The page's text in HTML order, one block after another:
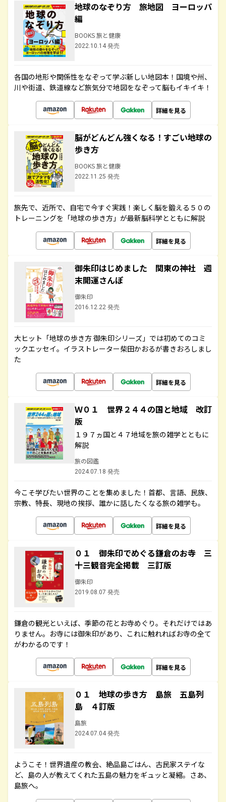
地球のなぞり方 旅地図 ヨーロッパ
編
BOOKS 旅と健康
2022.10.14 発売
各国の地形や関係性をなぞって学ぶ新しい地図本！国境や州、
川や街道、鉄道線など旅気分で地図をなぞって脳もイキイキ！
詳細を見る
脳がどんどん強くなる！すごい地球の
歩き方
BOOKS 旅と健康
2022.11.25 発売
旅先で、近所で、自宅で今すぐ実践！楽しく脳を鍛える５０の
トレーニングを「地球の歩き方」が最新脳科学とともに解説
詳細を見る
御朱印はじめました 関東の神社 週
末開運さんぽ
御朱印
2016.12.22 発売
大ヒット「地球の歩き方 御朱印シリーズ」では初めてのコミ
ックエッセイ。イラストレーター柴田かおるが書きおろしまし
た
詳細を見る
Ｗ０１ 世界２４４の国と地域 改訂
版
１９７ヵ国と４７地域を旅の雑学とともに
解説
旅の図鑑
2024.07.18 発売
今こそ学びたい世界のことを集めました！首都、言語、民族、
宗教、特長、現地の挨拶、誰かに話したくなる旅の雑学も。
詳細を見る
０１ 御朱印でめぐる鎌倉のお寺 三
十三観音完全掲載 三訂版
御朱印
2019.08.07 発売
鎌倉の観光といえば、季節の花とお寺めぐり。それだけではあ
りません。お寺には御朱印があり、これに触れればお寺の全て
がわかるのです！
詳細を見る
０１ 地球の歩き方 島旅 五島列
島 ４訂版
島旅
2024.07.04 発売
ようこそ！世界遺産の教会、絶品島ごはん、古民家ステイな
ど、島の人が教えてくれた五島の魅力をギュッと凝縮。さあ、
島旅へ。